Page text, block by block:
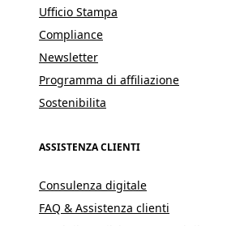
Ufficio Stampa
Compliance
Newsletter
Programma di affiliazione
Sostenibilita
ASSISTENZA CLIENTI
Consulenza digitale
FAQ & Assistenza clienti